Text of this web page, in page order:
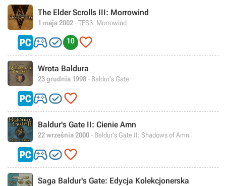
The Elder Scrolls III: Morrowind
1 maja 2002- TES3: Morrowind
 10 
Wrota Baldura
23 grudnia 1998- Baldur's Gate

Baldur's Gate II: Cienie Amn
22 września 2000- Baldur's Gate II: Shadows of Amn

Saga Baldur's Gate: Edycja Kolekcjonerska